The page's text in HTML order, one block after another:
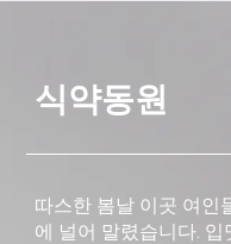
식약동원
따스한 봄날 이곳 여인
에 널어 말렸습니다.